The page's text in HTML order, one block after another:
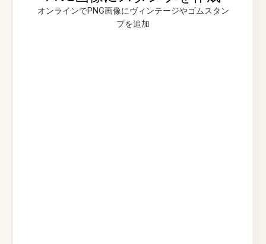
オンラインでPNG画像にヴィンテージやゴムスタン
プを追加